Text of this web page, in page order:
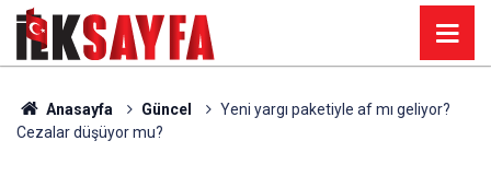
Anasayfa Güncel
Yeni yargı paketiyle af mı geliyor?
Cezalar düşüyor mu?